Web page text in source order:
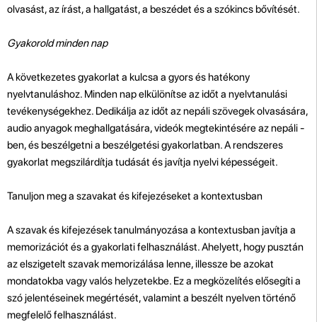
olvasást, az írást, a hallgatást, a beszédet és a szókincs bővítését.
Gyakorold minden nap
A következetes gyakorlat a kulcsa a gyors és hatékony
nyelvtanuláshoz. Minden nap elkülönítse az időt a nyelvtanulási
tevékenységekhez. Dedikálja az időt az nepáli szövegek olvasására,
audio anyagok meghallgatására, videók megtekintésére az nepáli -
ben, és beszélgetni a beszélgetési gyakorlatban. A rendszeres
gyakorlat megszilárdítja tudását és javítja nyelvi képességeit.
Tanuljon meg a szavakat és kifejezéseket a kontextusban
A szavak és kifejezések tanulmányozása a kontextusban javítja a
memorizációt és a gyakorlati felhasználást. Ahelyett, hogy pusztán
az elszigetelt szavak memorizálása lenne, illessze be azokat
mondatokba vagy valós helyzetekbe. Ez a megközelítés elősegíti a
szó jelentéseinek megértését, valamint a beszélt nyelven történő
megfelelő felhasználást.